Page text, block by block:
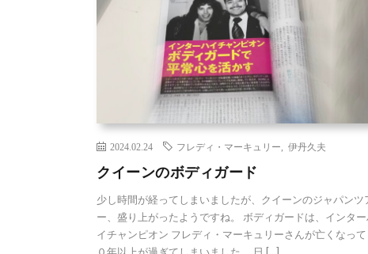
2024.02.24 フレディ・マーキュリー 伊丹久夫
クイーンのボディガード
少し時間が経ってしまいましたが、クイーンのジャパンツ
ー、盛り上がったようですね。 ボディガードは、インター
イチャンピオン フレディ・マーキュリーさんが亡くなって